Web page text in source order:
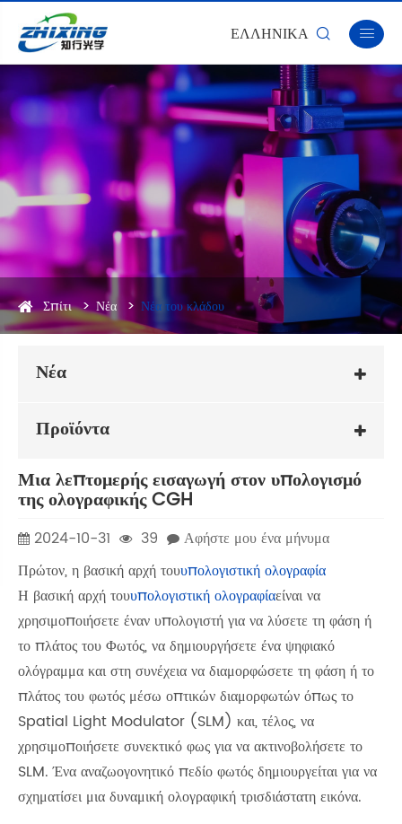
ΕΛΛΗΝΙΚΆ  
Σπίτι Νέα Νέα του κλάδου
Νέα
Προϊόντα
Μια λεπτομερής εισαγωγή στον υπολογισμό
της ολογραφικής CGH
2024-10-31 39
Αφήστε μου ένα μήνυμα
Πρώτον, η βασική αρχή τουυπολογιστική ολογραφία
Η βασική αρχή τουυπολογιστική ολογραφίαείναι να
χρησιμοποιήσετε έναν υπολογιστή για να λύσετε τη φάση ή
το πλάτος του Φωτός, να δημιουργήσετε ένα ψηφιακό
ολόγραμμα και στη συνέχεια να διαμορφώσετε τη φάση ή το
πλάτος του φωτός μέσω οπτικών διαμορφωτών όπως το
Spatial Light Modulator (SLM) και, τέλος, να
χρησιμοποιήσετε συνεκτικό φως για να ακτινοβολήσετε το
SLM. Ένα αναζωογονητικό πεδίο φωτός δημιουργείται για να
σχηματίσει μια δυναμική ολογραφική τρισδιάστατη εικόνα.